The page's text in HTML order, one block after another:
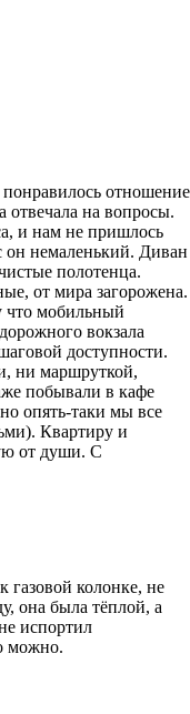
отношение
отвечала на вопросы.
и нам не пришлось
он немаленький. Диван
полотенца.
от мира загорожена.
что мобильный
вокзала
доступности.
ни маршруткой,
побывали в кафе
опять-таки мы все
Квартиру и
от души. С
колонке, не
она была тёплой, а
испортил
можно.